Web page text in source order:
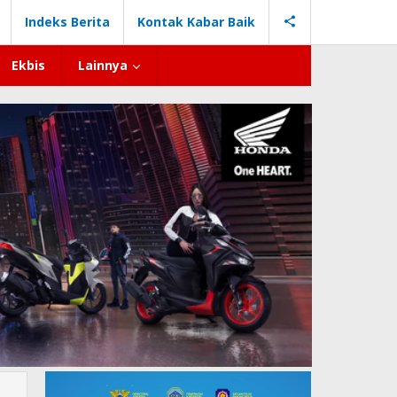
Indeks Berita Kontak Kabar Baik
Ekbis Lainnya